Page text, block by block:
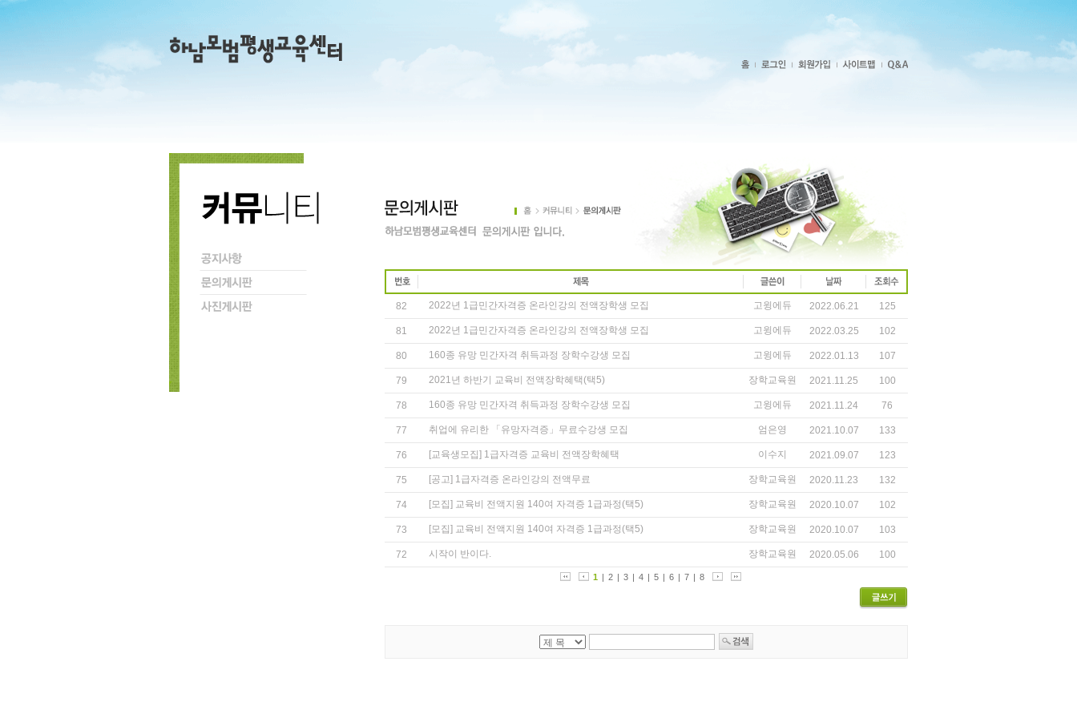
82 2022년 1급민간자격증 온라인강의 전액장학생 모집 고윙에듀 2022.06.21 125
81 2022년 1급민간자격증 온라인강의 전액장학생 모집 고윙에듀 2022.03.25 102
80 160종 유망 민간자격 취득과정 장학수강생 모집 고윙에듀 2022.01.13 107
79 2021년 하반기 교육비 전액장학혜택(택5) 장학교육원 2021.11.25 100
78 160종 유망 민간자격 취득과정 장학수강생 모집 고윙에듀 2021.11.24 76
77 취업에 유리한 「유망자격증」무료수강생 모집 엄은영 2021.10.07 133
76 [교육생모집] 1급자격증 교육비 전액장학혜택 이수지 2021.09.07 123
75 [공고] 1급자격증 온라인강의 전액무료 장학교육원 2020.11.23 132
74 [모집] 교육비 전액지원 140여 자격증 1급과정(택5) 장학교육원 2020.10.07 102
73 [모집] 교육비 전액지원 140여 자격증 1급과정(택5) 장학교육원 2020.10.07 103
72 시작이 반이다. 장학교육원 2020.05.06 100
1 | 2 | 3 | 4 | 5 | 6 | 7 | 8